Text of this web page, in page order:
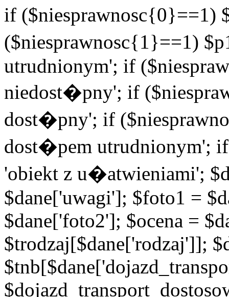
if ($niesprawnosc{0}==1)
($niesprawnosc{1}==1)
utrudnionym'; if
niedost�pny'; if
dost�pny'; if
dost�pem utrudnionym';
'obiekt z u�atwieniami';
$dane['uwagi']; $foto1 =
$dane['foto2']; $ocena =
$trodzaj[$dane['rodzaj']];